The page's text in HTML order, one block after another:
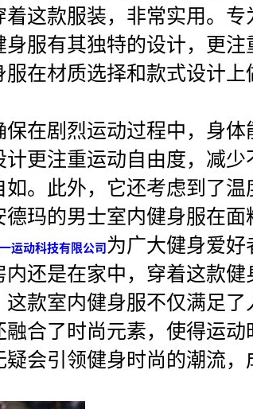
这款服装，非常实用。专
服有其独特的设计，更注
在材质选择和款式设计上
在剧烈运动过程中，身体
更注重运动自由度，减少
。此外，它还考虑到了温
玛的男士室内健身服在面
运动科技有限公司为广大健身爱好
还是在家中，穿着这款健
款室内健身服不仅满足了
合了时尚元素，使得运动
会引领健身时尚的潮流，